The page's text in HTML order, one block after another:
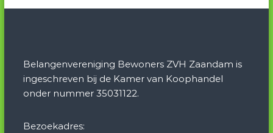
Belangenvereniging Bewoners ZVH Zaandam is
ingeschreven bij de Kamer van Koophandel
onder nummer 35031122.
Bezoekadres: